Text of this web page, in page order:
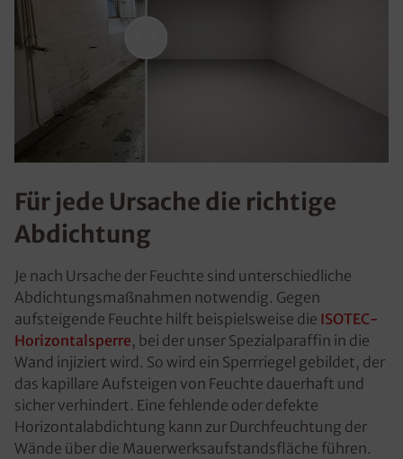
Für jede Ursache die richtige
Abdichtung
Je nach Ursache der Feuchte sind unterschiedliche
Abdichtungsmaßnahmen notwendig. Gegen
aufsteigende Feuchte hilft beispielsweise die ISOTEC-
Horizontalsperre, bei der unser Spezialparaffin in die
Wand injiziert wird. So wird ein Sperrriegel gebildet, der
das kapillare Aufsteigen von Feuchte dauerhaft und
sicher verhindert. Eine fehlende oder defekte
Horizontalabdichtung kann zur Durchfeuchtung der
Wände über die Mauerwerksaufstandsfläche führen.